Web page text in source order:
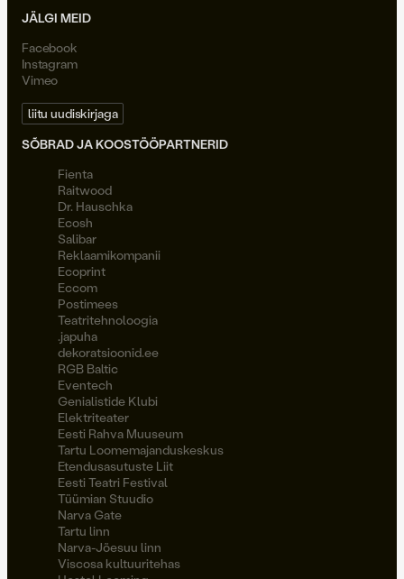
JÄLGI MEID
Facebook
Instagram
Vimeo
liitu uudiskirjaga
SÕBRAD JA KOOSTÖÖPARTNERID
Fienta
Raitwood
Dr. Hauschka
Ecosh
Salibar
Reklaamikompanii
Ecoprint
Eccom
Postimees
Teatritehnoloogia
.japuha
dekoratsioonid.ee
RGB Baltic
Eventech
Genialistide Klubi
Elektriteater
Eesti Rahva Muuseum
Tartu Loomemajanduskeskus
Etendusasutuste Liit
Eesti Teatri Festival
Tüümian Stuudio
Narva Gate
Tartu linn
Narva-Jõesuu linn
Viscosa kultuuritehas